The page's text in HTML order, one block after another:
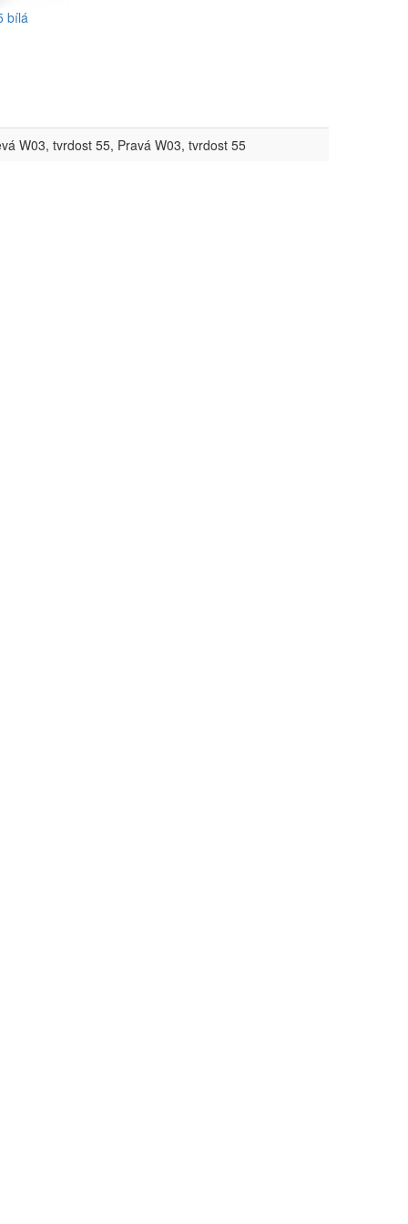
W03, tvrdost 55, Pravá W03, tvrdost 55
bílá